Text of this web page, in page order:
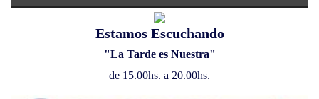
Estamos Escuchando
"La Tarde es Nuestra"
de 15.00hs. a 20.00hs.